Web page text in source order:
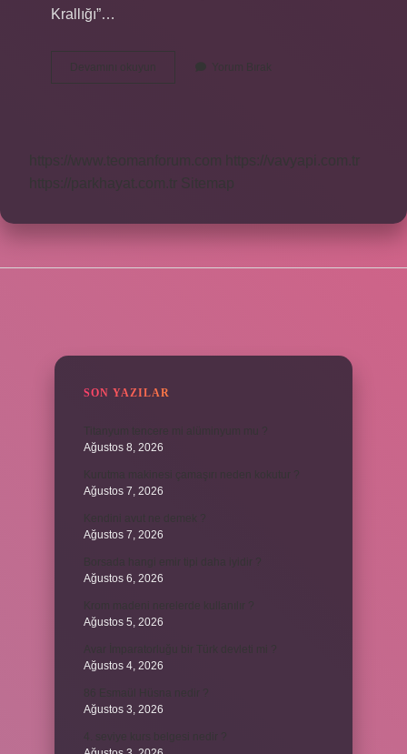
Krallığı”…
Trabzon
Yorum Bırak
https://www.teomanforum.com
https://vavyapi.com.tr
https://parkhayat.com.tr
Sitemap
SON YAZILAR
Ağustos 8, 2026
Ağustos 7, 2026
Ağustos 7, 2026
Ağustos 6, 2026
Ağustos 5, 2026
Ağustos 4, 2026
Ağustos 3, 2026